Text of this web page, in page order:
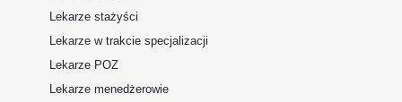
Lekarze stażyści
Lekarze w trakcie specjalizacji
Lekarze POZ
Lekarze menedżerowie